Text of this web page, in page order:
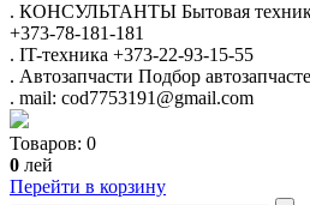
. КОНСУЛЬТАНТЫ Бытовая
+373-78-181-181
. IT-техника +373-22-93-15-55
. Автозапчасти Подбор
. mail: cod7753191@gmail.com
Товаров: 0
0 лей
Перейти в корзину